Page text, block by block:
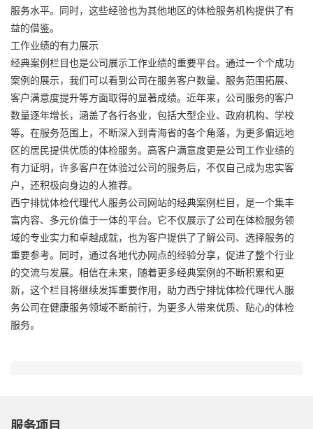
服务水平。同时，这些经验也为其他地区的体检服务机构提供了有
益的借鉴。
工作业绩的有力展示
经典案例栏目也是公司展示工作业绩的重要平台。通过一个个成功
案例的展示，我们可以看到公司在服务客户数量、服务范围拓展、
客户满意度提升等方面取得的显著成绩。近年来，公司服务的客户
数量逐年增长，涵盖了各行各业，包括大型企业、政府机构、学校
等。在服务范围上，不断深入到青海省的各个角落，为更多偏远地
区的居民提供优质的体检服务。高客户满意度更是公司工作业绩的
有力证明，许多客户在体验过公司的服务后，不仅自己成为忠实客
户，还积极向身边的人推荐。
西宁排忧体检代理代人服务公司网站的经典案例栏目，是一个集丰
富内容、多元价值于一体的平台。它不仅展示了公司在体检服务领
域的专业实力和卓越成就，也为客户提供了了解公司、选择服务的
重要参考。同时，通过各地代办网点的经验分享，促进了整个行业
的交流与发展。相信在未来，随着更多经典案例的不断积累和更
新，这个栏目将继续发挥重要作用，助力西宁排忧体检代理代人服
务公司在健康服务领域不断前行，为更多人带来优质、贴心的体检
服务。